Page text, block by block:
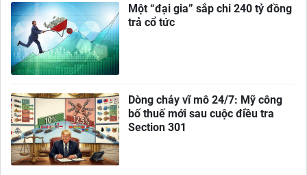
Một “đại gia” sắp chi 240 tỷ đồng
trả cổ tức
Dòng chảy vĩ mô 24/7: Mỹ công
bố thuế mới sau cuộc điều tra
Section 301